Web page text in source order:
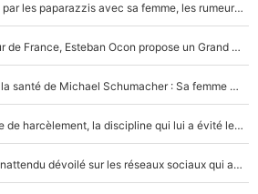
F1 : Charles Leclerc surpris par les paparazzis avec sa femme, les rumeurs étaient vraies !
Comme pour le final du Tour de France, Esteban Ocon propose un Grand Prix de Formule 1 à Paris : «Autour de l’Arc de Triomphe, ce serait génial» !
Nouvelle rumeur autour de la santé de Michael Schumacher : Sa femme Corinna sort du silence
F1 - Lewis Hamilton victime de harcèlement, la discipline qui lui a évité le pire : «J'aurais probablement mal tourné»
Lewis Hamilton : Le talent inattendu dévoilé sur les réseaux sociaux qui a impressionné Kim Kardashian pendant leurs vacances en amoureux !